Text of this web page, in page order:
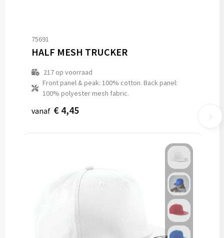
75691
HALF MESH TRUCKER
217op voorraad
Front panel & peak: 100% cotton. Back panel:
100% polyester mesh fabric.
vanaf € 4,45